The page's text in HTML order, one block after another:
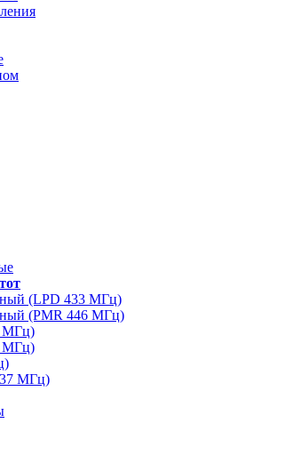
(LPD 433 МГц)
(PMR 446 МГц)
МГц)
МГц)
МГц)